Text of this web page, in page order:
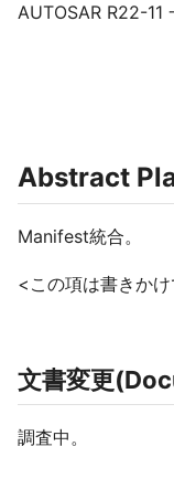
AUTOSAR R22-11
Abstract
Manifest統合。
<この項は書きか
文書変更
調査中。